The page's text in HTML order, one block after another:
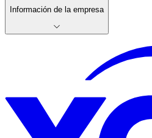
Información de la empresa